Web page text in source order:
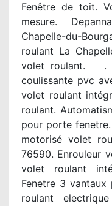
Fenêtre de toit.
mesure.
Chapelle-du-
roulant La
volet roulant. .
coulissante pvc
volet roulant
roulant.
pour porte
motorisé volet
76590. Enrouleur
volet roulant
Fenetre 3
roulant